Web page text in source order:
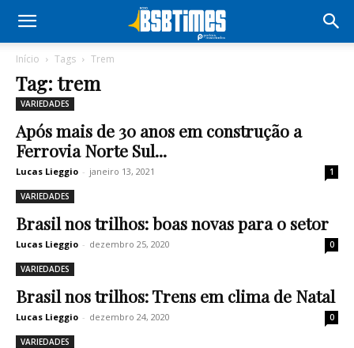
Início Tags Trem
Tag: trem
VARIEDADES
Após mais de 30 anos em construção a
Ferrovia Norte Sul...
Lucas Lieggio - janeiro 13, 2021 1
VARIEDADES
Brasil nos trilhos: boas novas para o setor
Lucas Lieggio - dezembro 25, 2020 0
VARIEDADES
Brasil nos trilhos: Trens em clima de Natal
Lucas Lieggio - dezembro 24, 2020 0
VARIEDADES